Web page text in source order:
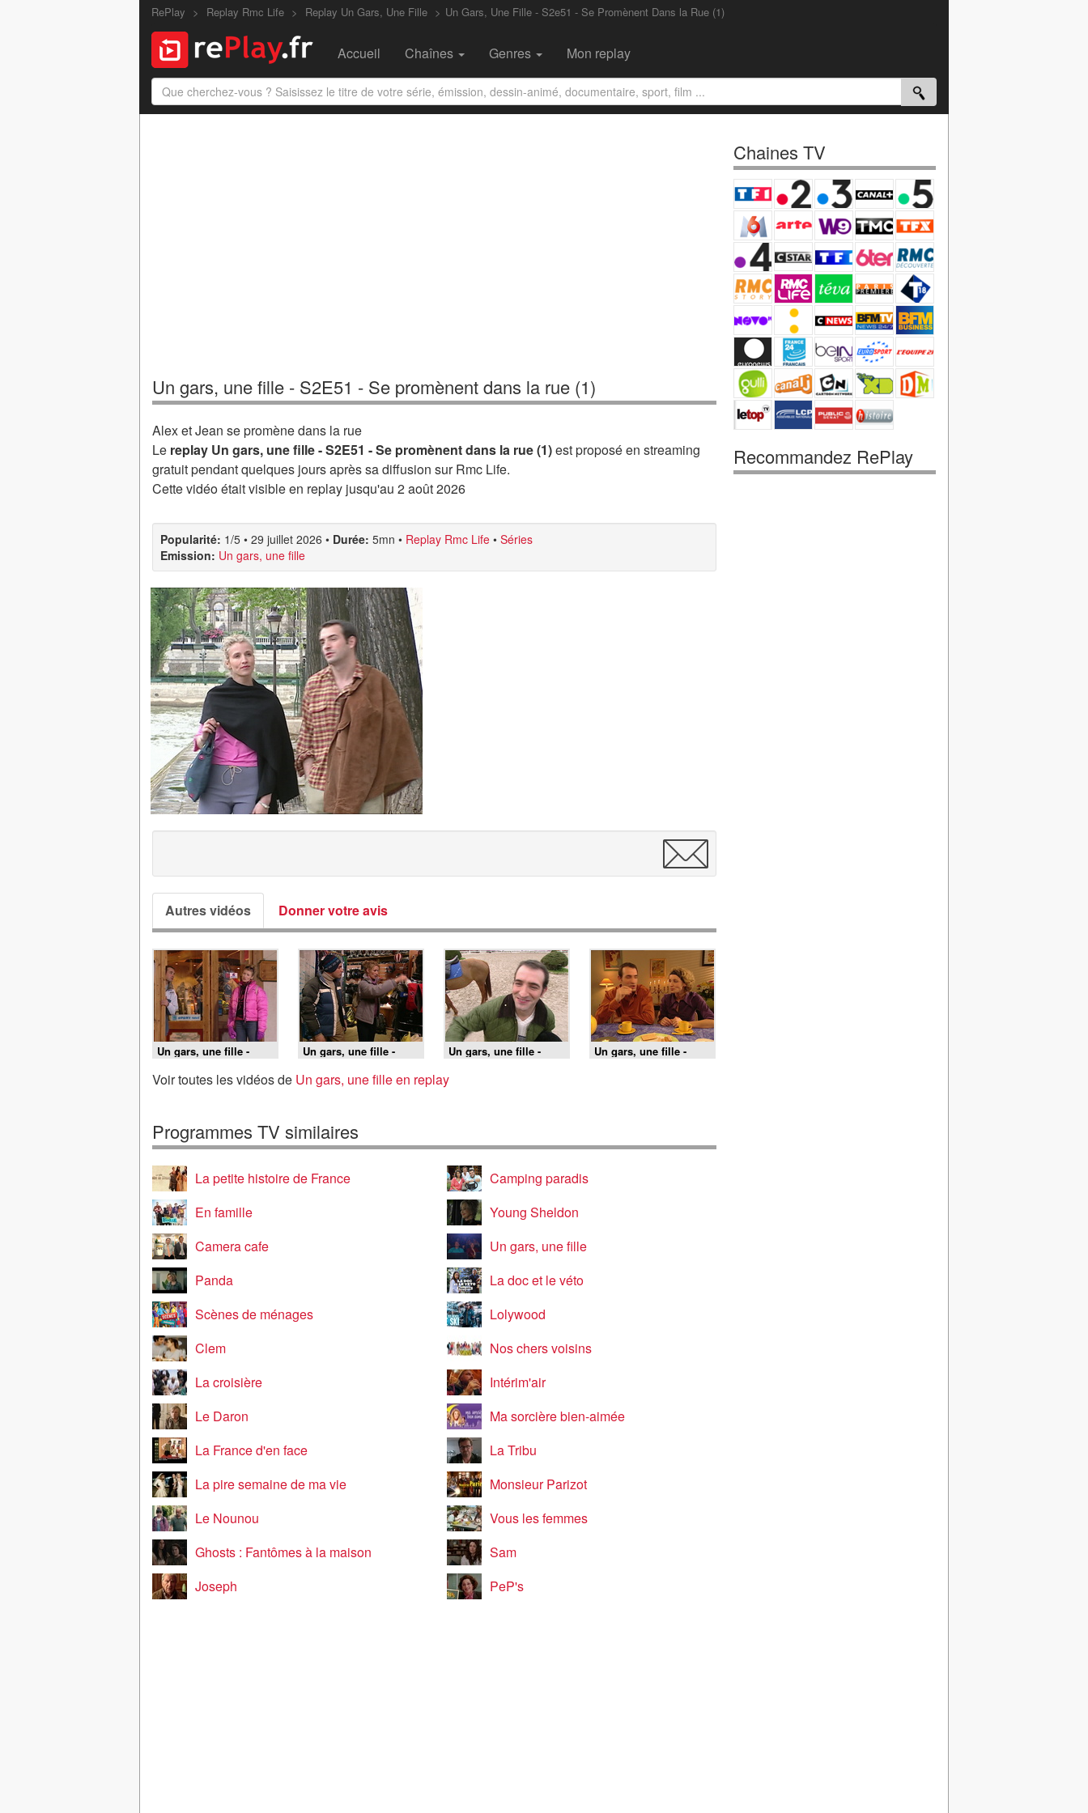
RePlay Replay Rmc Life Replay Un Gars, Une Fille Un Gars, Une Fille - S2e51 - Se Promènent Dans la Rue (1)
Accueil Chaînes Genres Mon replay
Un gars, une fille - S2E51 - Se promènent dans la rue (1)
Alex et Jean se promène dans la rue
Le replay Un gars, une fille - S2E51 - Se promènent dans la rue (1)est proposé en streaming
gratuit pendant quelques jours après sa diffusion sur Rmc Life.
Cette vidéo était visible en replay jusqu'au 2 août 2026
Popularité: 1/5 • 29 juillet 2026 • Durée: 5mn • Replay Rmc Life • Séries
Emission: Un gars, une fille
Autres vidéos Donner votre avis
Un gars, une fille -
S3E78 - Aux Menuires
(2)
Un gars, une fille -
S3E77 - Aux Menuires
(1)
Un gars, une fille -
S3E98 - À cheval
Un gars, une fille -
S3E81 - Chez la belle-
Voir toutes les vidéos de Un gars, une fille en replay
Programmes TV similaires
La petite histoire de France
Camping paradis
En famille
Young Sheldon
Camera cafe
Un gars, une fille
Panda
La doc et le véto
Scènes de ménages
Lolywood
Clem
Nos chers voisins
La croisière
Intérim'air
Le Daron
Ma sorcière bien-aimée
La France d'en face
La Tribu
La pire semaine de ma vie
Monsieur Parizot
Le Nounou
Vous les femmes
Ghosts : Fantômes à la maison
Sam
Joseph
PeP's
Chaines TV
Recommandez RePlay